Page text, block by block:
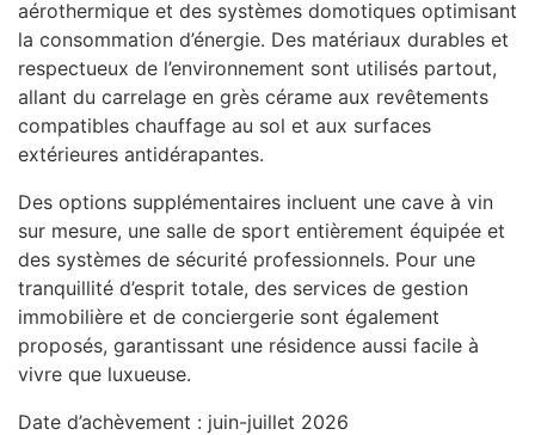
aérothermique et des systèmes domotiques optimisant
la consommation d’énergie. Des matériaux durables et
respectueux de l’environnement sont utilisés partout,
allant du carrelage en grès cérame aux revêtements
compatibles chauffage au sol et aux surfaces
extérieures antidérapantes.
Des options supplémentaires incluent une cave à vin
sur mesure, une salle de sport entièrement équipée et
des systèmes de sécurité professionnels. Pour une
tranquillité d’esprit totale, des services de gestion
immobilière et de conciergerie sont également
proposés, garantissant une résidence aussi facile à
vivre que luxueuse.
Date d’achèvement : juin-juillet 2026